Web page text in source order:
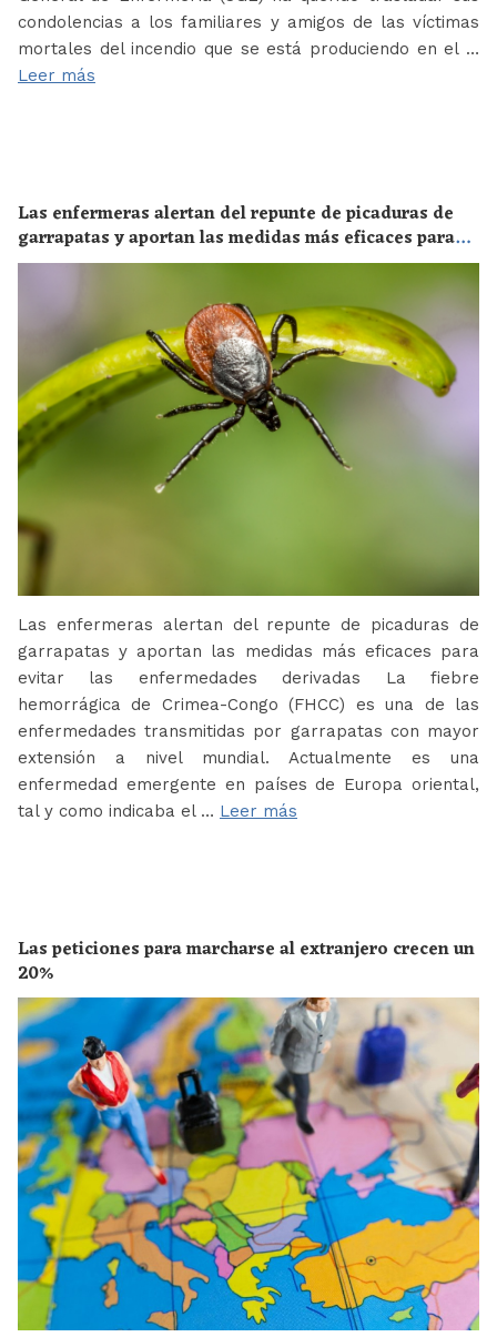
condolencias a los familiares y amigos de las víctimas
mortales del incendio que se está produciendo en el …
Leer más
Las enfermeras alertan del repunte de picaduras de
garrapatas y aportan las medidas más eficaces para
evitar las enfermedades derivadas
Las enfermeras alertan del repunte de picaduras de
garrapatas y aportan las medidas más eficaces para
evitar las enfermedades derivadas La fiebre
hemorrágica de Crimea-Congo (FHCC) es una de las
enfermedades transmitidas por garrapatas con mayor
extensión a nivel mundial. Actualmente es una
enfermedad emergente en países de Europa oriental,
tal y como indicaba el … Leer más
Las peticiones para marcharse al extranjero crecen un
20%